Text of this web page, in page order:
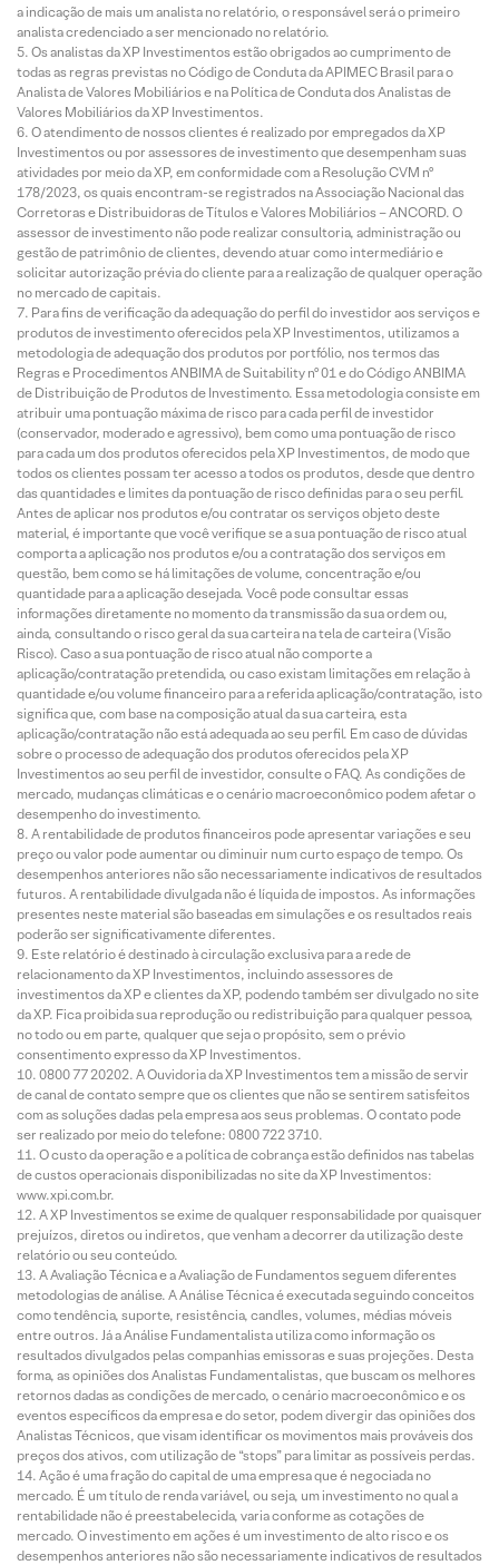
a indicação de mais um analista no relatório, o responsável será o primeiro
analista credenciado a ser mencionado no relatório.
Os analistas da XP Investimentos estão obrigados ao cumprimento de
todas as regras previstas no Código de Conduta da APIMEC Brasil para o
Analista de Valores Mobiliários e na Política de Conduta dos Analistas de
Valores Mobiliários da XP Investimentos.
O atendimento de nossos clientes é realizado por empregados da XP
Investimentos ou por assessores de investimento que desempenham suas
atividades por meio da XP, em conformidade com a Resolução CVM nº
178/2023, os quais encontram-se registrados na Associação Nacional das
Corretoras e Distribuidoras de Títulos e Valores Mobiliários – ANCORD. O
assessor de investimento não pode realizar consultoria, administração ou
gestão de patrimônio de clientes, devendo atuar como intermediário e
solicitar autorização prévia do cliente para a realização de qualquer operação
no mercado de capitais.
Para fins de verificação da adequação do perfil do investidor aos serviços e
produtos de investimento oferecidos pela XP Investimentos, utilizamos a
metodologia de adequação dos produtos por portfólio, nos termos das
Regras e Procedimentos ANBIMA de Suitability nº 01 e do Código ANBIMA
de Distribuição de Produtos de Investimento. Essa metodologia consiste em
atribuir uma pontuação máxima de risco para cada perfil de investidor
(conservador, moderado e agressivo), bem como uma pontuação de risco
para cada um dos produtos oferecidos pela XP Investimentos, de modo que
todos os clientes possam ter acesso a todos os produtos, desde que dentro
das quantidades e limites da pontuação de risco definidas para o seu perfil.
Antes de aplicar nos produtos e/ou contratar os serviços objeto deste
material, é importante que você verifique se a sua pontuação de risco atual
comporta a aplicação nos produtos e/ou a contratação dos serviços em
questão, bem como se há limitações de volume, concentração e/ou
quantidade para a aplicação desejada. Você pode consultar essas
informações diretamente no momento da transmissão da sua ordem ou,
ainda, consultando o risco geral da sua carteira na tela de carteira (Visão
Risco). Caso a sua pontuação de risco atual não comporte a
aplicação/contratação pretendida, ou caso existam limitações em relação à
quantidade e/ou volume financeiro para a referida aplicação/contratação, isto
significa que, com base na composição atual da sua carteira, esta
aplicação/contratação não está adequada ao seu perfil. Em caso de dúvidas
sobre o processo de adequação dos produtos oferecidos pela XP
Investimentos ao seu perfil de investidor, consulte o FAQ. As condições de
mercado, mudanças climáticas e o cenário macroeconômico podem afetar o
desempenho do investimento.
A rentabilidade de produtos financeiros pode apresentar variações e seu
preço ou valor pode aumentar ou diminuir num curto espaço de tempo. Os
desempenhos anteriores não são necessariamente indicativos de resultados
futuros. A rentabilidade divulgada não é líquida de impostos. As informações
presentes neste material são baseadas em simulações e os resultados reais
poderão ser significativamente diferentes.
Este relatório é destinado à circulação exclusiva para a rede de
relacionamento da XP Investimentos, incluindo assessores de
investimentos da XP e clientes da XP, podendo também ser divulgado no site
da XP. Fica proibida sua reprodução ou redistribuição para qualquer pessoa,
no todo ou em parte, qualquer que seja o propósito, sem o prévio
consentimento expresso da XP Investimentos.
0800 77 20202. A Ouvidoria da XP Investimentos tem a missão de servir
de canal de contato sempre que os clientes que não se sentirem satisfeitos
com as soluções dadas pela empresa aos seus problemas. O contato pode
ser realizado por meio do telefone: 0800 722 3710.
O custo da operação e a política de cobrança estão definidos nas tabelas
de custos operacionais disponibilizadas no site da XP Investimentos:
www.xpi.com.br.
A XP Investimentos se exime de qualquer responsabilidade por quaisquer
prejuízos, diretos ou indiretos, que venham a decorrer da utilização deste
relatório ou seu conteúdo.
A Avaliação Técnica e a Avaliação de Fundamentos seguem diferentes
metodologias de análise. A Análise Técnica é executada seguindo conceitos
como tendência, suporte, resistência, candles, volumes, médias móveis
entre outros. Já a Análise Fundamentalista utiliza como informação os
resultados divulgados pelas companhias emissoras e suas projeções. Desta
forma, as opiniões dos Analistas Fundamentalistas, que buscam os melhores
retornos dadas as condições de mercado, o cenário macroeconômico e os
eventos específicos da empresa e do setor, podem divergir das opiniões dos
Analistas Técnicos, que visam identificar os movimentos mais prováveis dos
preços dos ativos, com utilização de “stops” para limitar as possíveis perdas.
Ação é uma fração do capital de uma empresa que é negociada no
mercado. É um título de renda variável, ou seja, um investimento no qual a
rentabilidade não é preestabelecida, varia conforme as cotações de
mercado. O investimento em ações é um investimento de alto risco e os
desempenhos anteriores não são necessariamente indicativos de resultados